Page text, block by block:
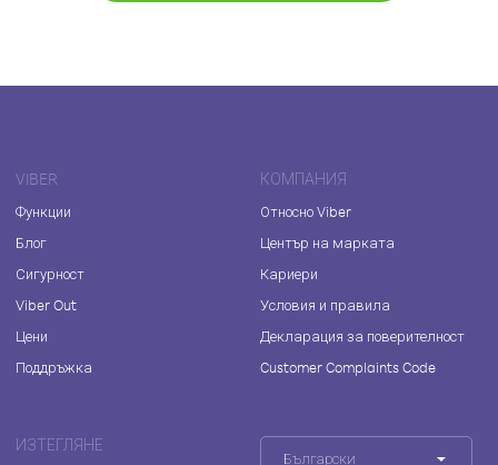
VIBER
Функции
Блог
Сигурност
Viber Out
Цени
Поддръжка
КОМПАНИЯ
Относно Viber
Център на марката
Кариери
Условия и правила
Декларация за поверителност
Customer Complaints Code
ИЗТЕГЛЯНЕ
Български